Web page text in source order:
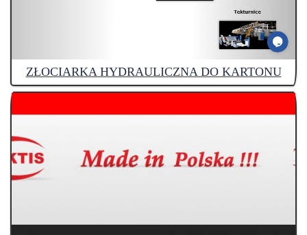
ZŁOCIARKA HYDRAULICZNA DO KARTONU